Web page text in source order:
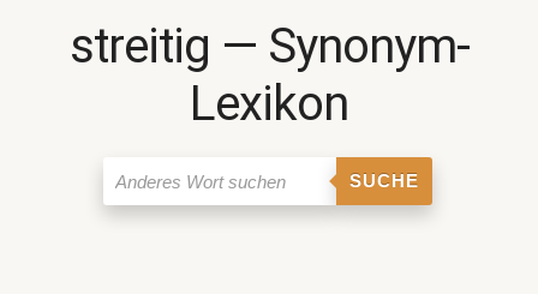
streitig ― Synonym-
Lexikon
SUCHE